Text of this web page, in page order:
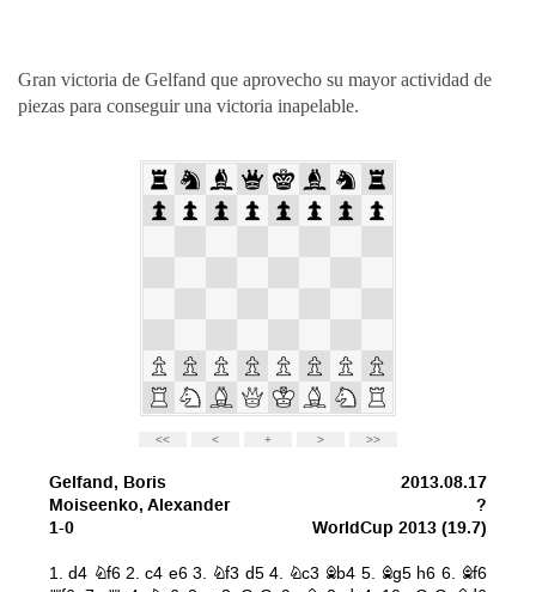
Gran victoria de Gelfand que aprovecho su mayor actividad de
piezas para conseguir una victoria inapelable.